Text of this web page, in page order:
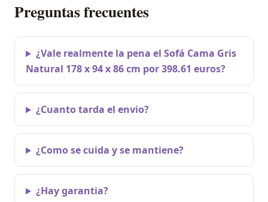
Preguntas frecuentes
¿Vale realmente la pena el Sofá Cama Gris
Natural 178 x 94 x 86 cm por 398.61 euros?
¿Cuanto tarda el envio?
¿Como se cuida y se mantiene?
¿Hay garantia?